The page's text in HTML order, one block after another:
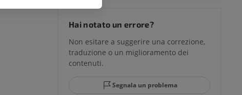
Hai notato un errore?
Non esitare a suggerire una correzione,
traduzione o un miglioramento dei
contenuti.
Segnala un problema